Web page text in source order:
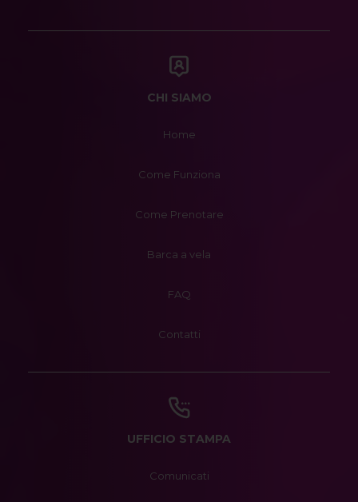
CHI SIAMO
Home
Come Funziona
Come Prenotare
Barca a vela
FAQ
Contatti
UFFICIO STAMPA
Comunicati